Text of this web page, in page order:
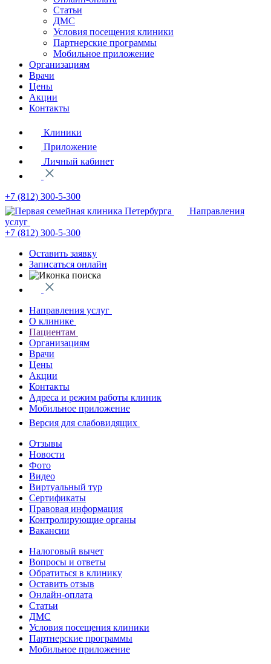
Статьи
ДМС
Условия посещения клиники
Партнерские программы
Мобильное приложение
Организациям
Врачи
Цены
Акции
Контакты
Клиники
Приложение
Личный кабинет
+7 (812) 300-5-300
Направления
услуг
+7 (812) 300-5-300
Оставить заявку
Записаться онлайн
Направления услуг
О клинике
Пациентам
Организациям
Врачи
Цены
Акции
Контакты
Адреса и режим работы клиник
Мобильное приложение
Версия для слабовидящих
Отзывы
Новости
Фото
Видео
Виртуальный тур
Сертификаты
Правовая информация
Контролирующие органы
Вакансии
Налоговый вычет
Вопросы и ответы
Обратиться в клинику
Оставить отзыв
Онлайн-оплата
Статьи
ДМС
Условия посещения клиники
Партнерские программы
Мобильное приложение